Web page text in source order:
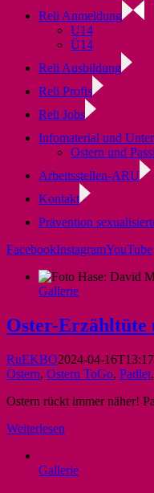
Reli Anmeldung
U14
Ü14
Reli Ausbildung
Reli Profis
Reli Jobs
Infomaterial und
Ostern und
Arbeitsstellen-ARU
Kontakt
Prävention
FacebookInstagramYouTube
Gallerie
Oster-Erzähltüte
RuEKBO2024-04-
Ostern, Ostern ToGo, Padlet,
Ostern rückt immer näher!
Weiterlesen
Gallerie